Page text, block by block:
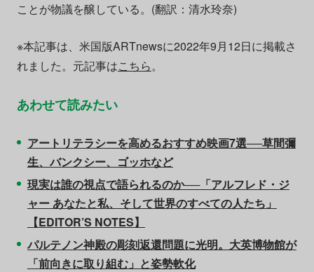
ことが物議を醸している。(翻訳：清水玲奈)
※本記事は、米国版ARTnewsに2022年9月12日に掲載さ
れました。元記事はこちら。
あわせて読みたい
アートリテラシーを高めるおすすめ映画7選──草間彌
生、バンクシー、ゴッホなど
現実は誰の視点で語られるのか──「アルフレド・ジ
ャー あなたと私、そして世界のすべての人たち」
【EDITOR’S NOTES】
パルテノン神殿の彫刻返還問題に光明。大英博物館が
「前向きに取り組む」と姿勢軟化